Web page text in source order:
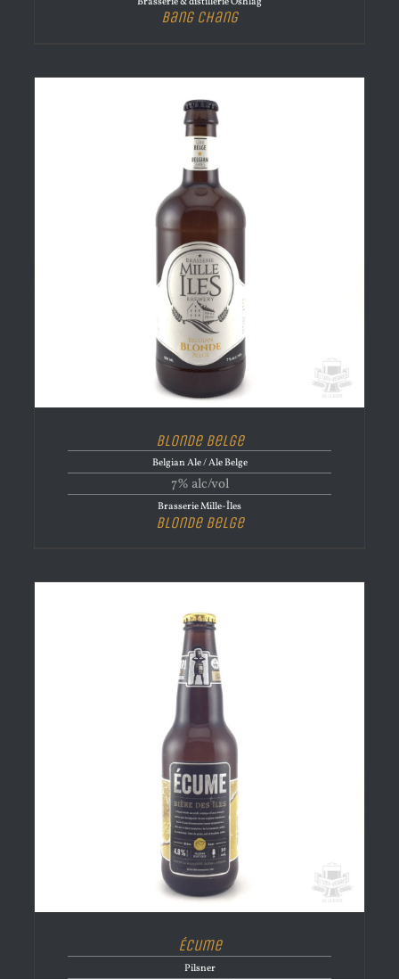
Bang Chang
Blonde Belge
Belgian Ale / Ale Belge
7% alc/vol
Brasserie Mille-Îles
Blonde Belge
Écume
Pilsner